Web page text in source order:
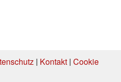
| Kontakt| Cookie